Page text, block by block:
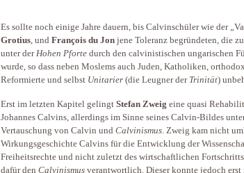
Es sollte noch einige Jahre dauern, bis Calvinschüler wie der
Grotius, und François du Jon jene Toleranz begründeten, die
unter derHohen Pforte durch den calvinistischen ungarischen
wurde, so dass neben Moslems auch Juden, Katholiken,
Reformierte und selbst Unitarier (die Leugner der Trinität)
Erst im letzten Kapitel gelingt Stefan Zweig eine quasi
Johannes Calvins, allerdings im Sinne seines Calvin-Bildes
Vertauschung von Calvin und Calvinismus. Zweig kam nicht
Wirkungsgeschichte Calvins für die Entwicklung der
Freiheitsrechte und nicht zuletzt des wirtschaftlichen
dafür den Calvinismus verantwortlich. Dieser konnte jedoch erst